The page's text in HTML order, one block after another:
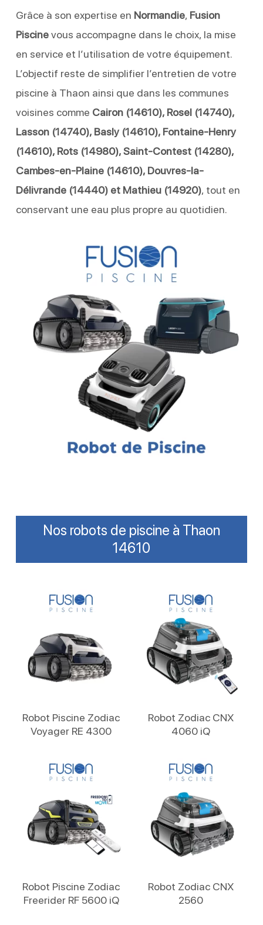
Grâce à son expertise en Normandie, Fusion
Piscinevous accompagne dans le choix, la mise
en service et l’utilisation de votre équipement.
L’objectif reste de simplifier l’entretien de votre
piscine à Thaon ainsi que dans les communes
voisines comme Cairon (14610), Rosel (14740),
Lasson (14740), Basly (14610), Fontaine-Henry
(14610), Rots (14980), Saint-Contest (14280),
Cambes-en-Plaine (14610), Douvres-la-
Délivrande (14440) et Mathieu (14920), tout en
conservant une eau plus propre au quotidien.
Nos robots de piscine à Thaon
14610
Robot Piscine Zodiac
Voyager RE 4300
Robot Zodiac CNX
4060 iQ
Robot Piscine Zodiac
Freerider RF 5600 iQ
Robot Zodiac CNX
2560